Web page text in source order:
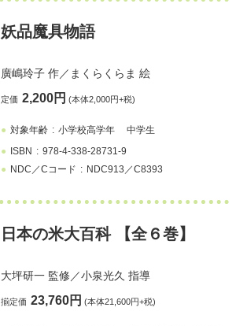
妖品魔具物語
廣嶋玲子作／ まくらくらま 絵
定価 2,200円 (本体2,000円+税)
対象年齢 小学校高学年
中学生
ISBN
978-4-338-28731-9
NDC／Cコード
NDC913／C8393
日本の米大百科 【全６巻】
大坪研一監修／小泉光久 指導
揃定価 23,760円 (本体21,600円+税)